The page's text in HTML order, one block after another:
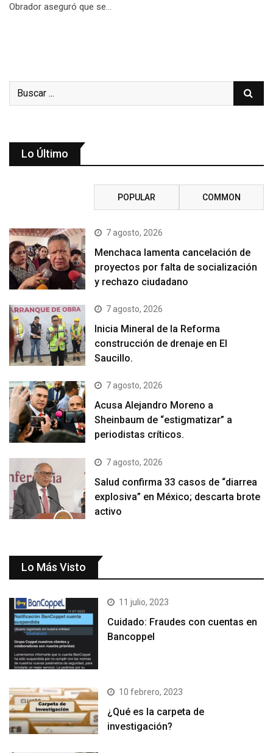
Obrador aseguró que se…
Lo Último
POPULAR COMMON
7 agosto, 2026
Menchaca lamenta cancelación de
proyectos por falta de socialización
y rechazo ciudadano
7 agosto, 2026
Inicia Mineral de la Reforma
construcción de drenaje en El
Saucillo.
7 agosto, 2026
Acusa Alejandro Moreno a
Sheinbaum de “estigmatizar” a
periodistas críticos.
7 agosto, 2026
Salud confirma 33 casos de “diarrea
explosiva” en México; descarta brote
activo
Lo Más Visto
11 julio, 2023
Cuidado: Fraudes con cuentas en
Bancoppel
10 febrero, 2023
¿Qué es la carpeta de
investigación?